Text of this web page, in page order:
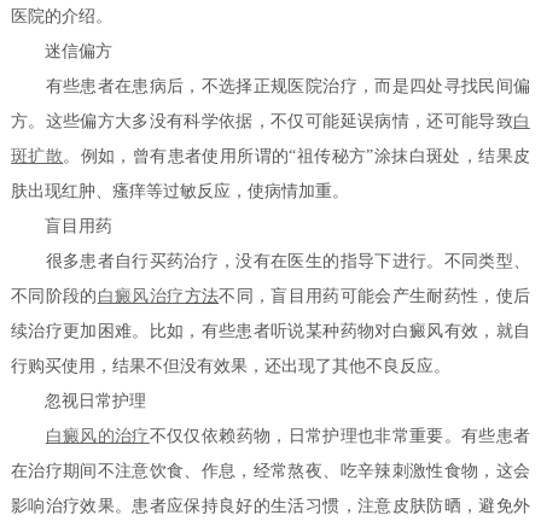
医院的介绍。
迷信偏方
有些患者在患病后，不选择正规医院治疗，而是四处寻找民间偏
方。这些偏方大多没有科学依据，不仅可能延误病情，还可能导致白
斑扩散。例如，曾有患者使用所谓的“祖传秘方”涂抹白斑处，结果皮
肤出现红肿、瘙痒等过敏反应，使病情加重。
盲目用药
很多患者自行买药治疗，没有在医生的指导下进行。不同类型、
不同阶段的 白癜风治疗方法不同，盲目用药可能会产生耐药性，使后
续治疗更加困难。比如，有些患者听说某种药物对白癜风有效，就自
行购买使用，结果不但没有效果，还出现了其他不良反应。
忽视日常护理
白癜风的治疗不仅仅依赖药物，日常护理也非常重要。有些患者
在治疗期间不注意饮食、作息，经常熬夜、吃辛辣刺激性食物，这会
影响治疗效果。患者应保持良好的生活习惯，注意皮肤防晒，避免外